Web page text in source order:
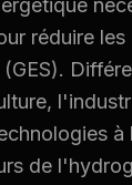
réduire les
à
de